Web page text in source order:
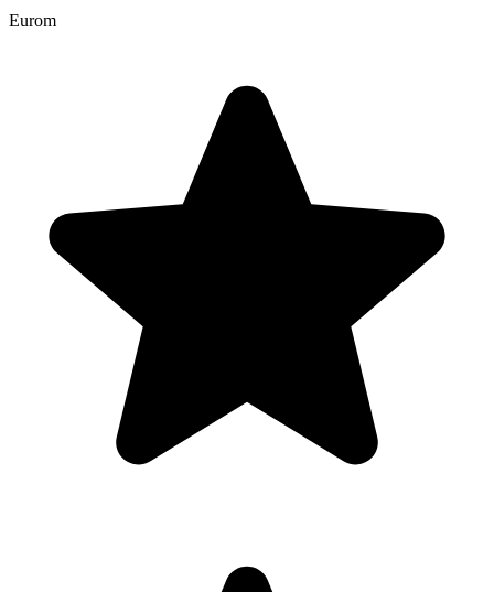
Eurom